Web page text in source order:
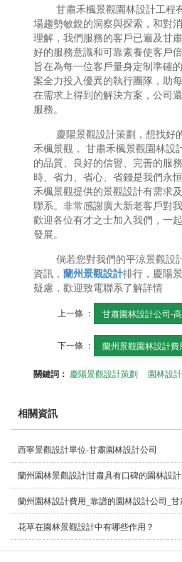
甘肅禾楓景觀園林設計工程
場趨勢敏銳的洞察與探索，和對
理解，我們服務的客戶已遍及甘
好的服務意識和可靠素養使客戶
旨在為每一位客戶量身定制準確
案全力投入優異的執行團隊，助
在需求上得到的解決方案，公司
服務。
慶陽景觀設計策劃，想找好
禾楓景觀， 甘肅禾楓景觀園林設
的品質、良好的信譽、完善的服
時、省力、省心、省錢是我們永
禾楓景觀提供的景觀設計有需求
聯系。非常感謝廣大新老客戶對
歡迎各位有才之士加入我們，一
發展。
倘若您對我們的平涼景觀設
資訊，蘭州景觀設計排行，慶陽
疑慮，歡迎致電聯系了解詳情
上一條 ： 甘肅園林設計公司-
下一條 ： 蘭州景觀園林設計費
關鍵詞： 慶陽景觀設計策劃 園林設計
相關資訊
西寧景觀設計單位-甘肅園林設計公司
蘭州園林景觀設計|甘肅具有口碑的園林設計
蘭州園林設計費用_靠譜的園林設計公司_
花草在園林景觀設計中有哪些作用？